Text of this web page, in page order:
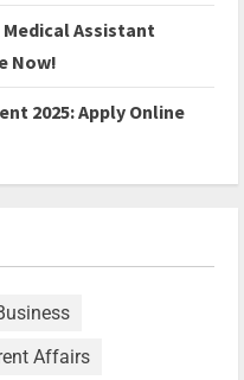
Medical Assistant
Now!
2025: Apply Online
Affairs